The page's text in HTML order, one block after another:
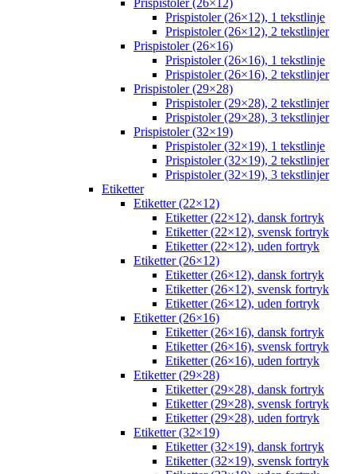
Prispistoler (26×12)
Prispistoler (26×12), 1 tekstlinje
Prispistoler (26×12), 2 tekstlinjer
Prispistoler (26×16)
Prispistoler (26×16), 1 tekstlinje
Prispistoler (26×16), 2 tekstlinjer
Prispistoler (29×28)
Prispistoler (29×28), 2 tekstlinjer
Prispistoler (29×28), 3 tekstlinjer
Prispistoler (32×19)
Prispistoler (32×19), 1 tekstlinje
Prispistoler (32×19), 2 tekstlinjer
Prispistoler (32×19), 3 tekstlinjer
Etiketter
Etiketter (22×12)
Etiketter (22×12), dansk fortryk
Etiketter (22×12), svensk fortryk
Etiketter (22×12), uden fortryk
Etiketter (26×12)
Etiketter (26×12), dansk fortryk
Etiketter (26×12), svensk fortryk
Etiketter (26×12), uden fortryk
Etiketter (26×16)
Etiketter (26×16), dansk fortryk
Etiketter (26×16), svensk fortryk
Etiketter (26×16), uden fortryk
Etiketter (29×28)
Etiketter (29×28), dansk fortryk
Etiketter (29×28), svensk fortryk
Etiketter (29×28), uden fortryk
Etiketter (32×19)
Etiketter (32×19), dansk fortryk
Etiketter (32×19), svensk fortryk